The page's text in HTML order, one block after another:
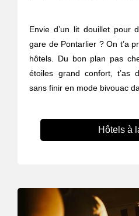
Envie d’un lit douillet pour
gare de Pontarlier ? On t’a
hôtels. Du bon plan pas
étoiles grand confort, t’as
sans finir en mode bivouac
Hôtels à